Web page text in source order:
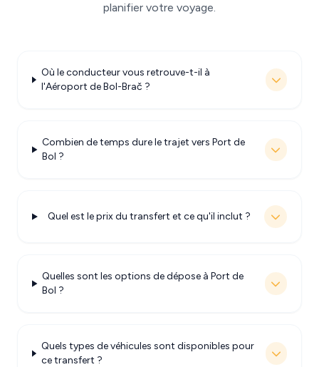
planifier votre voyage.
Où le conducteur vous retrouve-t-il à
l'Aéroport de Bol-Brač ?
Combien de temps dure le trajet vers Port de
Bol ?
Quel est le prix du transfert et ce qu'il inclut ?
Quelles sont les options de dépose à Port de
Bol ?
Quels types de véhicules sont disponibles pour
ce transfert ?